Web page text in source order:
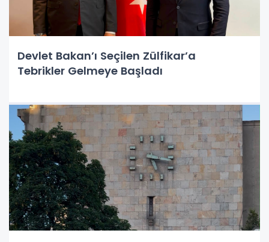
Devlet Bakan’ı Seçilen Zülfikar’a
Tebrikler Gelmeye Başladı